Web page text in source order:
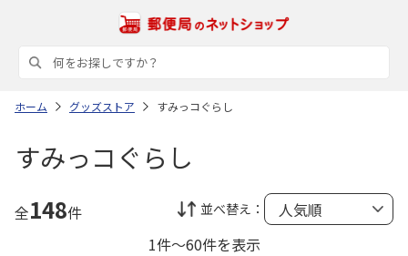
ホーム グッズストア すみっコぐらし
すみっコぐらし
全148件 並べ替え：
1件～60件を表示